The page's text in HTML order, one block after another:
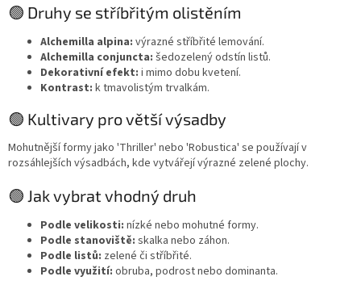
🟢 Druhy se stříbřitým olistěním
Alchemilla alpina: výrazné stříbřité lemování.
Alchemilla conjuncta: šedozelený odstín listů.
Dekorativní efekt: i mimo dobu kvetení.
Kontrast: k tmavolistým trvalkám.
🟢 Kultivary pro větší výsadby
Mohutnější formy jako 'Thriller' nebo 'Robustica' se používají v
rozsáhlejších výsadbách, kde vytvářejí výrazné zelené plochy.
🟢 Jak vybrat vhodný druh
Podle velikosti: nízké nebo mohutné formy.
Podle stanoviště: skalka nebo záhon.
Podle listů: zelené či stříbřité.
Podle využití: obruba, podrost nebo dominanta.